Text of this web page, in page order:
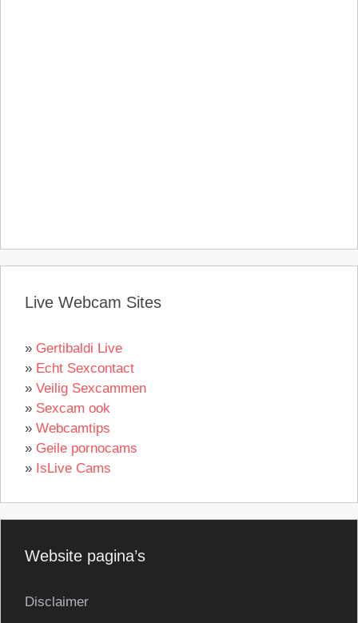
Live Webcam Sites
» Gertibaldi Live
» Echt Sexcontact
» Veilig Sexcammen
» Sexcam ook
» Webcamtips
» Geile pornocams
» IsLive Cams
Website pagina’s
Disclaimer